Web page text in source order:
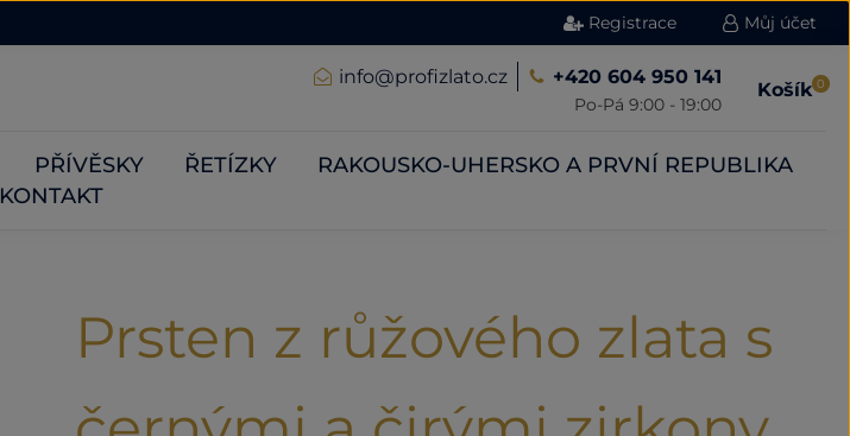
Registrace Můj účet
info@profizlato.cz +420 604 950 141
Po-Pá 9:00 - 19:00
Košík 0
PŘÍVĚSKY ŘETÍZKY
RAKOUSKO-UHERSKO A PRVNÍ REPUBLIKA
KONTAKT
Prsten z růžového zlata s